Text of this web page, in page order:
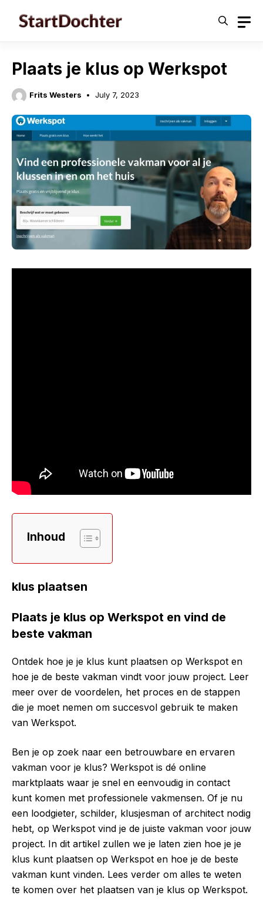
Plaats je klus op Werkspot
Frits Westers July 7, 2023
Inhoud
klus plaatsen
Plaats je klus op Werkspot en vind de
beste vakman
Ontdek hoe je je klus kunt plaatsen op Werkspot en
hoe je de beste vakman vindt voor jouw project. Leer
meer over de voordelen, het proces en de stappen
die je moet nemen om succesvol gebruik te maken
van Werkspot.
Ben je op zoek naar een betrouwbare en ervaren
vakman voor je klus? Werkspot is dé online
marktplaats waar je snel en eenvoudig in contact
kunt komen met professionele vakmensen. Of je nu
een loodgieter, schilder, klusjesman of architect nodig
hebt, op Werkspot vind je de juiste vakman voor jouw
project. In dit artikel zullen we je laten zien hoe je je
klus kunt plaatsen op Werkspot en hoe je de beste
vakman kunt vinden. Lees verder om alles te weten
te komen over het plaatsen van je klus op Werkspot.